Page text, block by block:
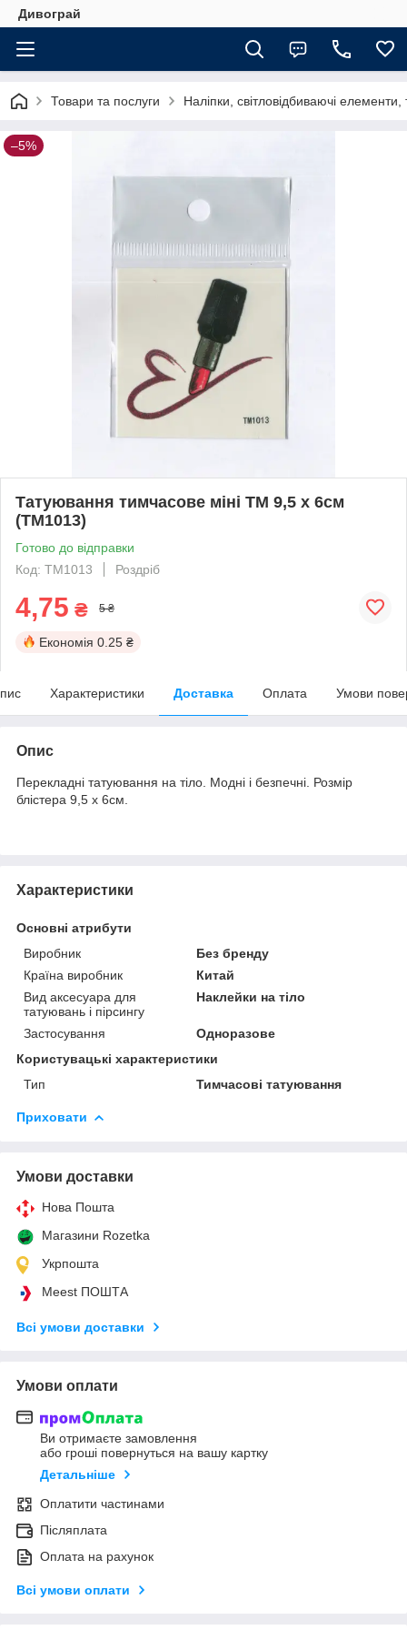
Дивограй
Товари та послуги Наліпки, світловідбиваючі
–5%
Татуювання тимчасове міні TM 9,5 х 6см
(TM1013)
Готово до відправки
Код: TM1013
Роздріб
4,75 ₴ 5 ₴
Економія 0.25 ₴
Характеристики Доставка Оплата Умови
Опис
Перекладні татуювання на тіло. Модні і безпечні. Розмір
блістера 9,5 х 6см.
Характеристики
Основні атрибути
Виробник
Без бренду
Країна виробник
Китай
Вид аксесуара для
татуювань і пірсингу
Наклейки на тіло
Застосування
Одноразове
Користувацькі характеристики
Тип
Тимчасові татуювання
Приховати
Умови доставки
Нова Пошта
Магазини Rozetka
Укрпошта
Meest ПОШТА
Всі умови доставки
Умови оплати
Ви отримаєте замовлення
або гроші повернуться на вашу картку
Детальніше
Оплатити частинами
Післяплата
Оплата на рахунок
Всі умови оплати